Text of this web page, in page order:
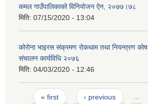
कमल गाउँपालिकाको विनियोजन ऐन, २०७७।७८
मिति: 07/15/2020 - 13:04
कोरोना भाइरस संक्रमण रोकथाम तथा नियन्त्रण काेष
संचालन कार्यविधि २०७६
मिति: 04/03/2020 - 12:46
Pages
« first ‹ previous …